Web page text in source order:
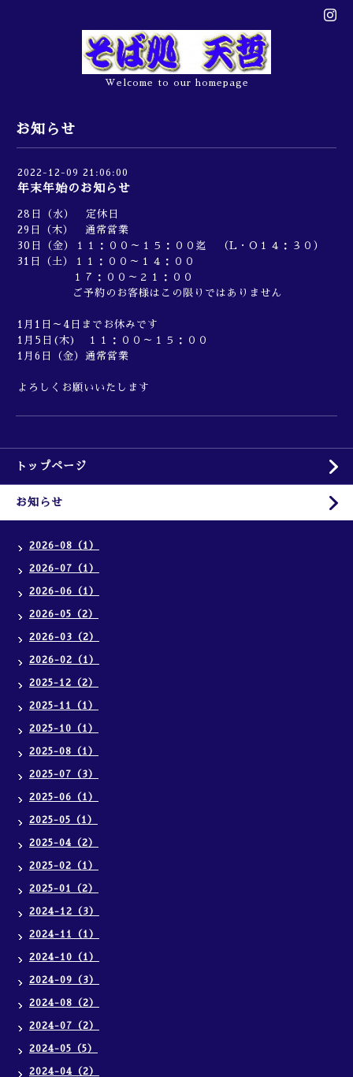
Welcome to our homepage
お知らせ
2022-12-09 21:06:00
年末年始のお知らせ
28日（水） 定休日
29日（木） 通常営業
30日（金）１１：００～１５：００迄 （L・O１４：３０）
31日（土）１１：００～１４：００
１７：００～２１：００
ご予約のお客様はこの限りではありません
1月1日～4日までお休みです
1月5日(木) １１：００～１５：００
1月6日（金）通常営業
よろしくお願いいたします
トップページ
お知らせ
2026-08（1）
2026-07（1）
2026-06（1）
2026-05（2）
2026-03（2）
2026-02（1）
2025-12（2）
2025-11（1）
2025-10（1）
2025-08（1）
2025-07（3）
2025-06（1）
2025-05（1）
2025-04（2）
2025-02（1）
2025-01（2）
2024-12（3）
2024-11（1）
2024-10（1）
2024-09（3）
2024-08（2）
2024-07（2）
2024-05（5）
2024-04（2）